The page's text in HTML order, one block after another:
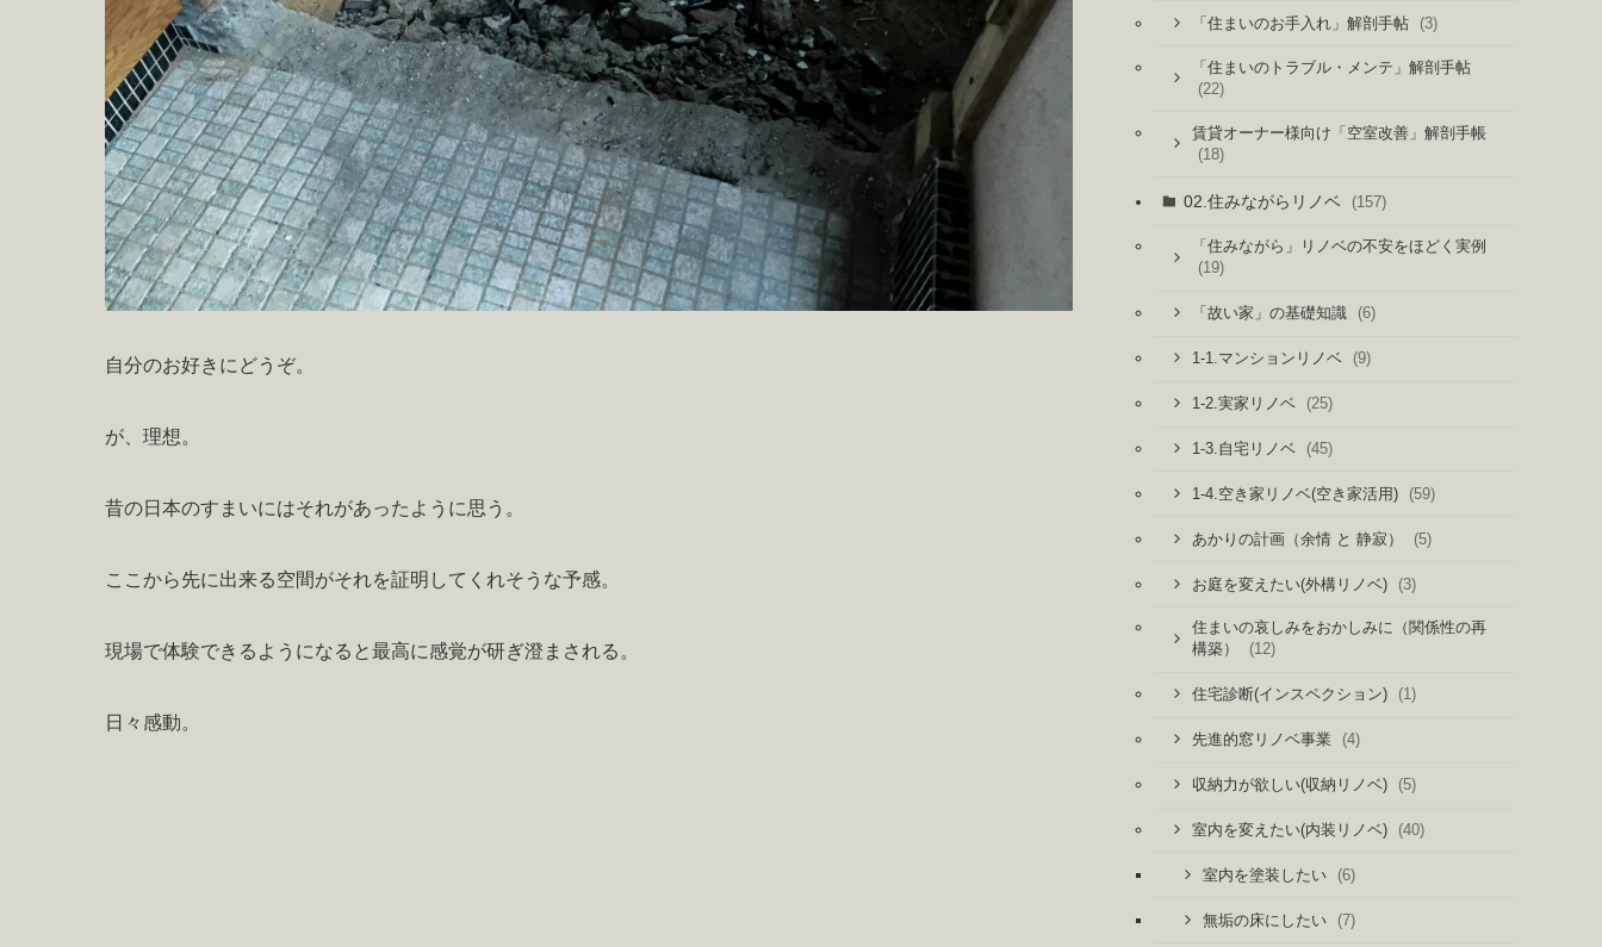
自分のお好きにどうぞ。
が、理想。
昔の日本のすまいにはそれがあったように思う。
ここから先に出来る空間がそれを証明してくれそうな予感。
現場で体験できるようになると最高に感覚が研ぎ澄まされる。
日々感動。
「住まいのお手入れ」解剖手帖 (3)
「住まいのトラブル・メンテ」解剖手帖
(22)
賃貸オーナー様向け「空室改善」解剖手帳
(18)
02.住みながらリノベ (157)
「住みながら」リノベの不安をほどく実例
(19)
「故い家」の基礎知識 (6)
1-1.マンションリノベ (9)
1-2.実家リノベ (25)
1-3.自宅リノベ (45)
1-4.空き家リノベ(空き家活用) (59)
あかりの計画（余情 と 静寂） (5)
お庭を変えたい(外構リノベ) (3)
住まいの哀しみをおかしみに（関係性の再
構築）
(12)
住宅診断(インスペクション) (1)
先進的窓リノベ事業 (4)
収納力が欲しい(収納リノベ) (5)
室内を変えたい(内装リノベ) (40)
室内を塗装したい (6)
無垢の床にしたい (7)